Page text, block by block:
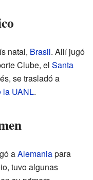
natal, Brasil. Allí jugó
Clube, el Santa
se trasladó a
la UANL.
aAlemaniapara
tuvo algunas